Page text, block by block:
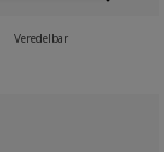
Veredelbar